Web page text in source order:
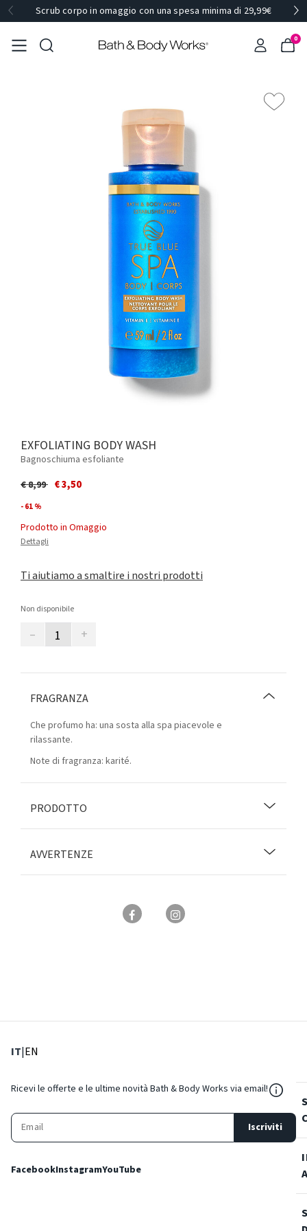
Scrub corpo in omaggio con una spesa minima di 29,99€
0
EXFOLIATING BODY WASH
Bagnoschiuma esfoliante
Price reduced from
€ 8,99to€ 3,50
- 61 %
Prodotto in Omaggio
Dettagli
Ti aiutiamo a smaltire i nostri prodotti
Non disponibile
– +
FRAGRANZA
Che profumo ha: una sosta alla spa piacevole e
rilassante.
Note di fragranza: karité.
PRODOTTO
AVVERTENZE
IT: Lingua corrente
|EN
Ricevi le offerte e le ultime novità Bath & Body Works via email!
Iscriviti
FacebookInstagramYouTube